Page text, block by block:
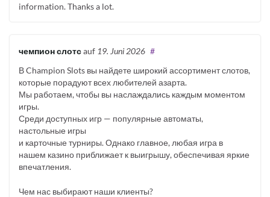
information. Thanks a lot.
чемпион слотсauf 19. Juni 2026 #
В Champion Slots вы найдете широкий ассортимент слотов,
которые порадуют всех любителей азарта.
Мы работаем, чтобы вы наслаждались каждым моментом
игры.
Среди доступных игр — популярные автоматы,
настольные игры
и карточные турниры. Однако главное, любая игра в
нашем казино приближает к выигрышу, обеспечивая яркие
впечатления.
Чем нас выбирают наши клиенты?